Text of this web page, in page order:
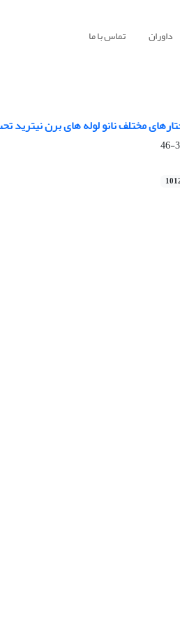
داوران تماس با ما
مختلف نانو لوله های برن نیترید